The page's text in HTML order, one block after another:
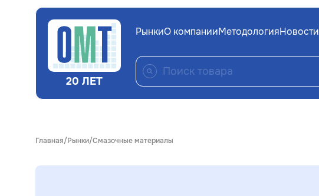
20 ЛЕТ
РынкиО компанииМетодологияНовости
Главная Рынки Смазочные материалы